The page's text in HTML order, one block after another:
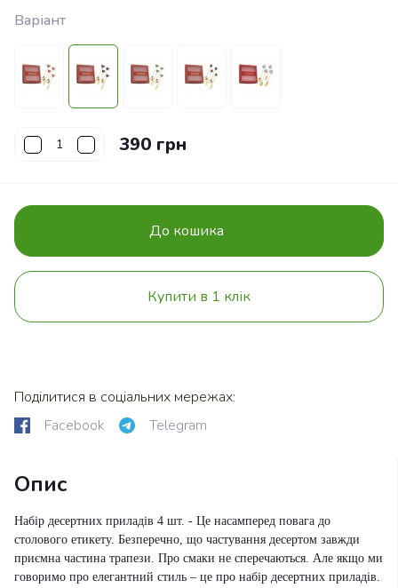
Варіант
390 грн
До кошика
Купити в 1 клік
Поділитися в соціальних мережах:
Facebook
Telegram
Опис
Набір десертних приладів 4 шт. - Це насамперед повага до
столового етикету. Безперечно, що частування десертом завжди
приємна частина трапези. Про смаки не сперечаються. Але якщо ми
говоримо про елегантний стиль – це про набір десертних приладів.